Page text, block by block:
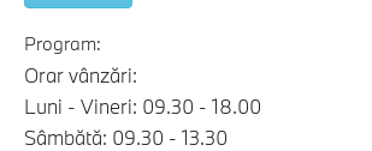
Program:
Orar vânzări:
Luni - Vineri: 09.30 - 18.00
Sâmbătă: 09.30 - 13.30